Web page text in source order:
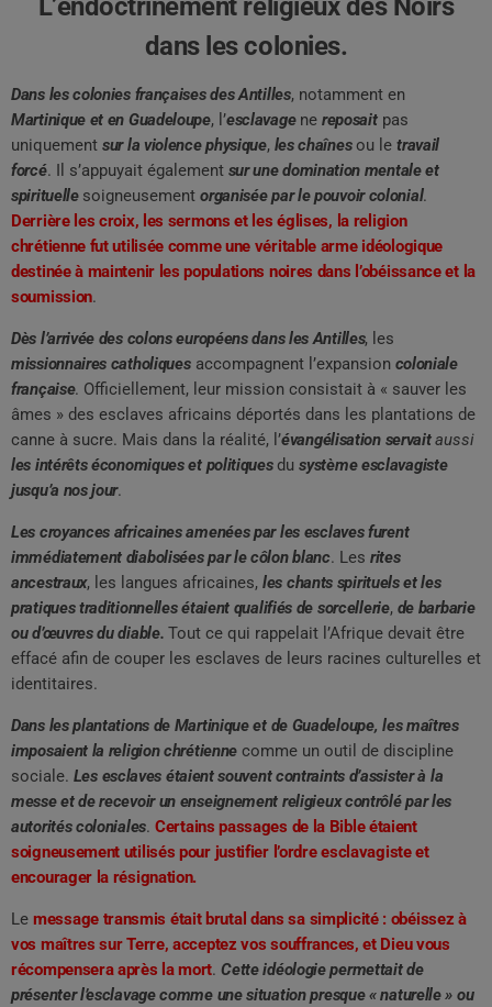
dans les colonies.
Dans les colonies françaises des Antilles, notamment en
Martinique et en Guadeloupe, l’esclavage ne reposaitpas
uniquement sur la violence physique,les chaînesou letravail
forcé. Il s’appuyait également sur une domination mentale et
spirituelle soigneusement organisée par le pouvoir colonial.
Derrière les croix, les sermons et les églises, la religion
chrétienne fut utilisée comme une véritable arme idéologique
destinée à maintenir les populations noires dans l’obéissance et la
soumission.
Dès l’arrivée des colons européens dans les Antilles, les
missionnaires catholiquesaccompagnent l’expansion coloniale
française. Officiellement, leur mission consistait à « sauver les
âmes » des esclaves africains déportés dans les plantations de
canne à sucre. Mais dans la réalité, l’évangélisation servaitaussi
les intérêts économiques et politiques dusystème esclavagiste
jusqu’a nos jour.
Les croyances africaines amenées par les esclaves furent
immédiatement diabolisées par le côlon blanc. Les rites
ancestraux, les langues africaines, les chants spirituels et les
pratiques traditionnelles étaient qualifiés de sorcellerie, de barbarie
ou d’œuvres du diable. Tout ce qui rappelait l’Afrique devait être
effacé afin de couper les esclaves de leurs racines culturelles et
identitaires.
Dans les plantations de Martinique et de Guadeloupe, les maîtres
imposaient la religion chrétienne comme un outil de discipline
sociale. Les esclaves étaient souvent contraints d’assister à la
messe et de recevoir un enseignement religieux contrôlé par les
autorités coloniales. Certains passages de la Bible étaient
soigneusement utilisés pour justifier l’ordre esclavagiste et
encourager la résignation.
Le message transmis était brutal dans sa simplicité : obéissez à
vos maîtres sur Terre, acceptez vos souffrances, et Dieu vous
récompensera après la mort.Cette idéologie permettait de
présenter l’esclavage comme une situation presque « naturelle » ou